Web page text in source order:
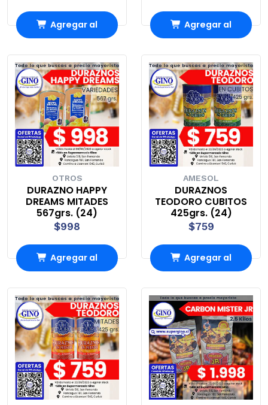
Agregar al Agregar al
OTROS
DURAZNO HAPPY
DREAMS MITADES
567grs. (24)
$998
Agregar al
AMESOL
DURAZNOS
TEODORO CUBITOS
425grs. (24)
$759
Agregar al